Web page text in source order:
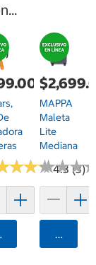
★★★
★★★4.3 (3)
MAPPA
Maleta
Lite
Mediana
★★★
★★★